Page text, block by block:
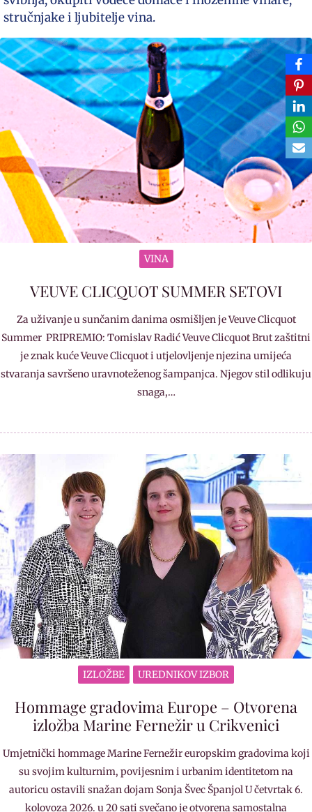
stručnjake i ljubitelje vina.
VINA
VEUVE CLICQUOT SUMMER SETOVI
Za uživanje u sunčanim danima osmišljen je Veuve Clicquot
Summer PRIPREMIO: Tomislav Radić Veuve Clicquot Brut zaštitni
je znak kuće Veuve Clicquot i utjelovljenje njezina umijeća
stvaranja savršeno uravnoteženog šampanjca. Njegov stil odlikuju
snaga,…
IZLOŽBE UREDNIKOV IZBOR
Hommage gradovima Europe – Otvorena
izložba Marine Fernežir u Crikvenici
Umjetnički hommage Marine Fernežir europskim gradovima koji
su svojim kulturnim, povijesnim i urbanim identitetom na
autoricu ostavili snažan dojam Sonja Švec Španjol U četvrtak 6.
kolovoza 2026. u 20 sati svečano je otvorena samostalna